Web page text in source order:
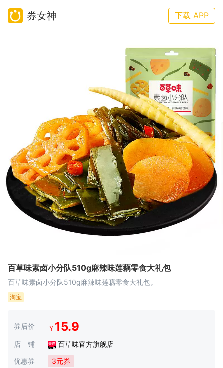
券女神 下载 APP
百草味素卤小分队510g麻辣味莲藕零食大礼包
百草味素卤小分队510g麻辣味莲藕零食大礼包。
淘宝
券后价 ￥ 15.9
店 铺
百草味官方旗舰店
优惠券
3元券